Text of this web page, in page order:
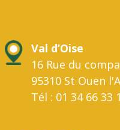
Val d’Oise
16 Rue du
95310 St Ouen
Tél : 01 34 66 33